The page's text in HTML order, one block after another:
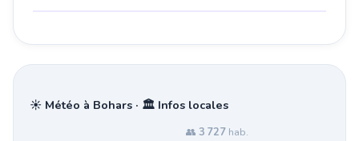
☀️ Météo à Bohars · 🏛️ Infos locales
👥 3 727 hab.